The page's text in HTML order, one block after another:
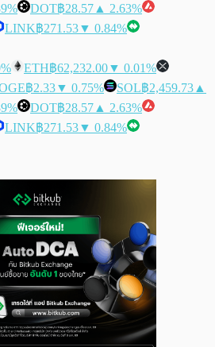
DOT฿28.57 ▲ 2.63%
LINK฿271.53▼ 0.84%
ETH฿62,232.00▼ 0.01%
฿2.33▼ 0.75% SOL฿2,459.73 ▲
DOT฿28.57 ▲ 2.63%
LINK฿271.53▼ 0.84%